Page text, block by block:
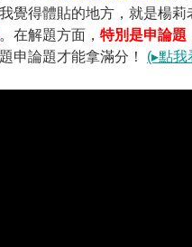
覺得體貼的地方，就是楊
。在解題方面， 特別是申論題
申論題才能拿滿分！ (▸點